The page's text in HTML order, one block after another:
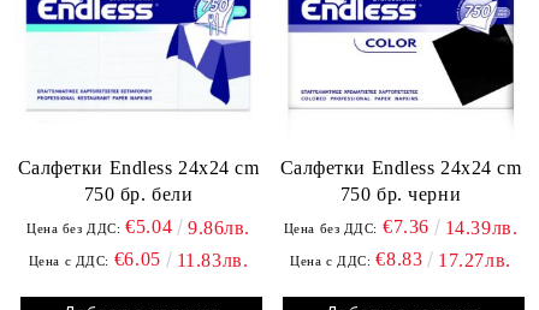
Салфетки Endless 24х24 cm
750 бр. бели
Цена без ДДС: €5.04 9.86лв.
Цена с ДДС: €6.05 11.83лв.
Салфетки Endless 24х24 cm
750 бр. черни
Цена без ДДС: €7.36 14.39лв.
Цена с ДДС: €8.83 17.27лв.